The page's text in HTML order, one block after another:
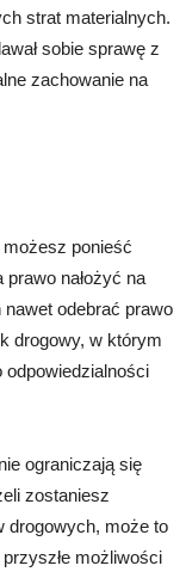
strat materialnych.
sobie sprawę z
zachowanie na
ponieść
nałożyć na
odebrać prawo
drogowy, w którym
odpowiedzialności
ograniczają się
zostaniesz
drogowych, może to
możliwości